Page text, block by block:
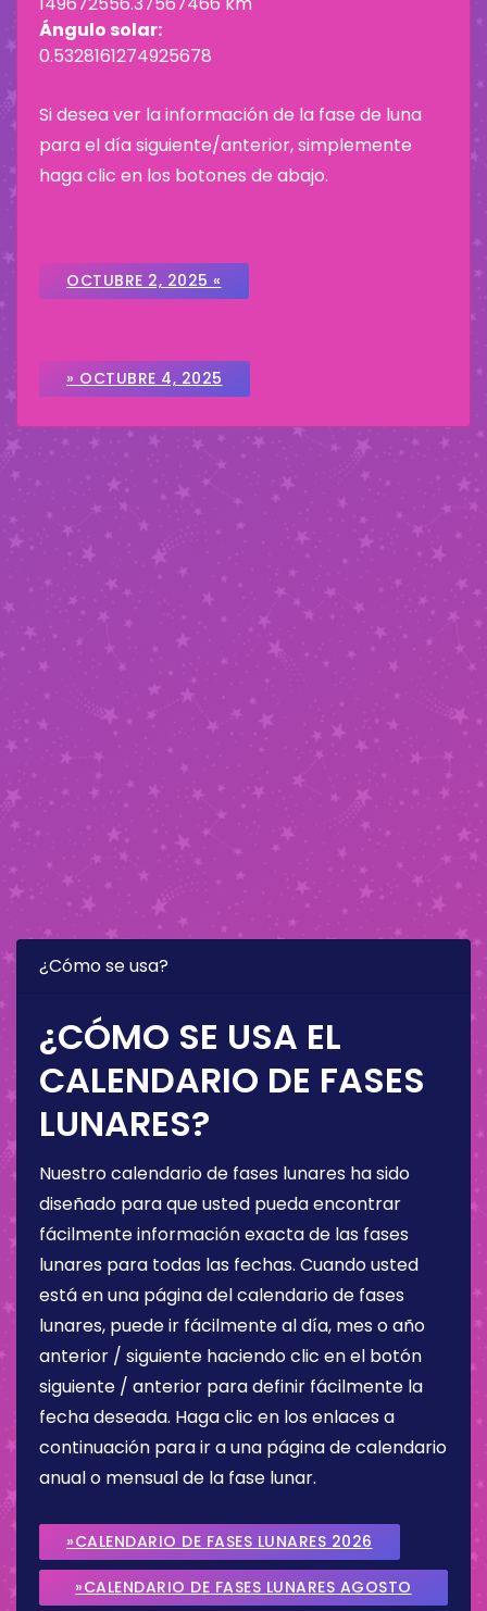
Ángulo solar:
0.5328161274925678
Si desea ver la información de la fase de luna
para el día siguiente/anterior, simplemente
haga clic en los botones de abajo.
OCTUBRE 2, 2025 «
» OCTUBRE 4, 2025
¿Cómo se usa?
¿CÓMO SE USA EL
CALENDARIO DE FASES
LUNARES?
Nuestro calendario de fases lunares ha sido
diseñado para que usted pueda encontrar
fácilmente información exacta de las fases
lunares para todas las fechas. Cuando usted
está en una página del calendario de fases
lunares, puede ir fácilmente al día, mes o año
anterior / siguiente haciendo clic en el botón
siguiente / anterior para definir fácilmente la
fecha deseada. Haga clic en los enlaces a
continuación para ir a una página de calendario
anual o mensual de la fase lunar.
»CALENDARIO DE FASES LUNARES 2026
»CALENDARIO DE FASES LUNARES AGOSTO